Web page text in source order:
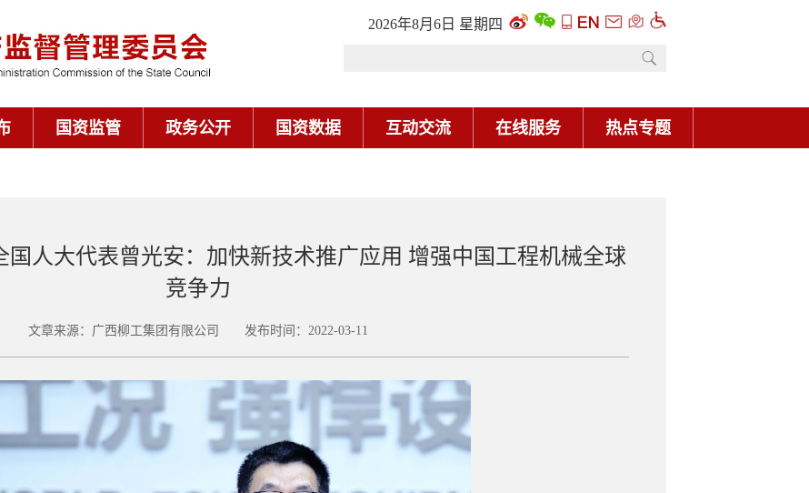
2026年8月6日 星期四
国资监管 政务公开 国资数据 互动交流 在线服务 热点专题
国人大代表曾光安：加快新技术推广应用 增强中国工程机械全球
竞争力
文章来源：广西柳工集团有限公司 发布时间：2022-03-11